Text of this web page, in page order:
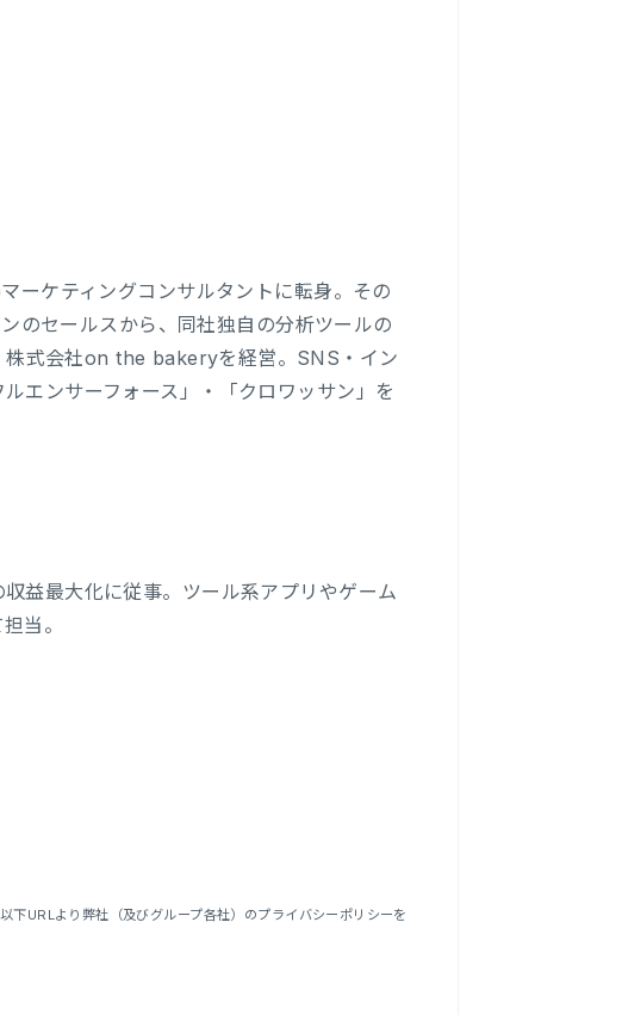
ーケティングコンサルタントに転身。その
のセールスから、同社独自の分析ツールの
株式会社on the bakeryを経営。SNS・イン
エンサーフォース」・「クロワッサン」を
益最大化に従事。ツール系アプリやゲーム
当。
URLより弊社（及びグループ各社）のプライバシーポリシーを